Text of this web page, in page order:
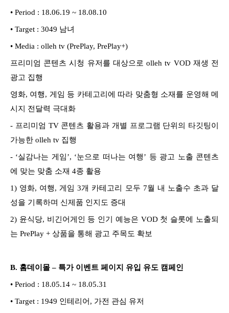
• Period : 18.06.19 ~ 18.08.10
• Target : 3049 남녀
• Media : olleh tv (PrePlay, PrePlay+)
프리미엄 콘텐츠 시청 유저를 대상으로 olleh tv VOD 재생 전
광고 집행
영화, 여행, 게임 등 카테고리에 따라 맞춤형 소재를 운영해 메
시지 전달력 극대화
- 프리미엄 TV 콘텐츠 활용과 개별 프로그램 단위의 타깃팅이
가능한 olleh tv 집행
- ‘실감나는 게임’, ‘눈으로 떠나는 여행’ 등 광고 노출 콘텐츠
에 맞는 맞춤 소재 4종 활용
1) 영화, 여행, 게임 3개 카테고리 모두 7월 내 노출수 초과 달
성을 기록하며 신제품 인지도 증대
2) 윤식당, 비긴어게인 등 인기 예능은 VOD 첫 슬롯에 노출되
는 PrePlay + 상품을 통해 광고 주목도 확보
B. 홈데이몰 – 특가 이벤트 페이지 유입 유도 캠페인
• Period : 18.05.14 ~ 18.05.31
• Target : 1949 인테리어, 가전 관심 유저